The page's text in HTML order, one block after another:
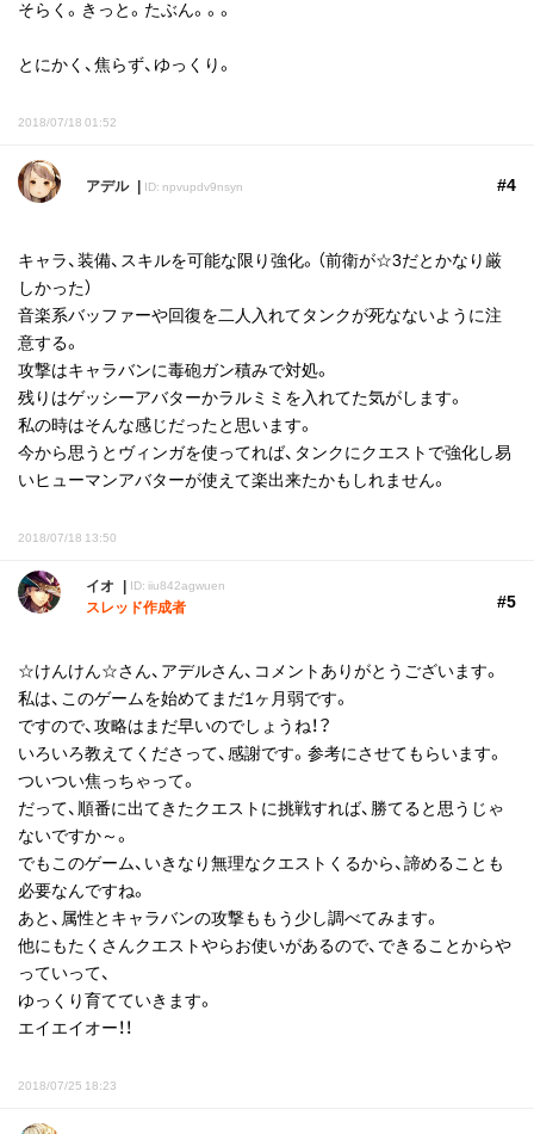
そらく。きっと。たぶん。。。
とにかく、焦らず、ゆっくり。
2018/07/18 01:52
アデル ID: npvupdv9nsyn #4
キャラ、装備、スキルを可能な限り強化。（前衛が☆3だとかなり厳
しかった）
音楽系バッファーや回復を二人入れてタンクが死なないように注
意する。
攻撃はキャラバンに毒砲ガン積みで対処。
残りはゲッシーアバターかラルミミを入れてた気がします。
私の時はそんな感じだったと思います。
今から思うとヴィンガを使ってれば、タンクにクエストで強化し易
いヒューマンアバターが使えて楽出来たかもしれません。
2018/07/18 13:50
イオ ID: iiu842agwuen
スレッド作成者 #5
☆けんけん☆さん、アデルさん、コメントありがとうございます。
私は、このゲームを始めてまだ1ヶ月弱です。
ですので、攻略はまだ早いのでしょうね！？
いろいろ教えてくださって、感謝です。参考にさせてもらいます。
ついつい焦っちゃって。
だって、順番に出てきたクエストに挑戦すれば、勝てると思うじゃ
ないですか～。
でもこのゲーム、いきなり無理なクエストくるから、諦めることも
必要なんですね。
あと、属性とキャラバンの攻撃ももう少し調べてみます。
他にもたくさんクエストやらお使いがあるので、できることからや
っていって、
ゆっくり育てていきます。
エイエイオー！！
2018/07/25 18:23